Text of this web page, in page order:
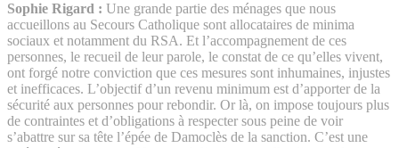
Sophie Rigard : Une grande partie des ménages que nous
accueillons au Secours Catholique sont allocataires de minima
sociaux et notamment du RSA. Et l’accompagnement de ces
personnes, le recueil de leur parole, le constat de ce qu’elles vivent,
ont forgé notre conviction que ces mesures sont inhumaines, injustes
et inefficaces. L’objectif d’un revenu minimum est d’apporter de la
sécurité aux personnes pour rebondir. Or là, on impose toujours plus
de contraintes et d’obligations à respecter sous peine de voir
s’abattre sur sa tête l’épée de Damoclès de la sanction. C’est une